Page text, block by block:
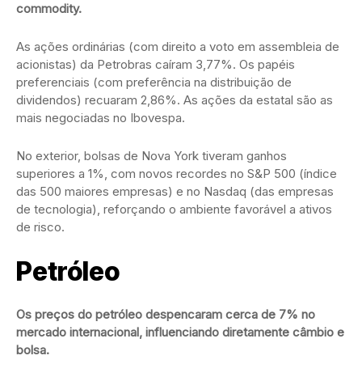
commodity.
As ações ordinárias (com direito a voto em assembleia de
acionistas) da Petrobras caíram 3,77%. Os papéis
preferenciais (com preferência na distribuição de
dividendos) recuaram 2,86%. As ações da estatal são as
mais negociadas no Ibovespa.
No exterior, bolsas de Nova York tiveram ganhos
superiores a 1%, com novos recordes no S&P 500 (índice
das 500 maiores empresas) e no Nasdaq (das empresas
de tecnologia), reforçando o ambiente favorável a ativos
de risco.
Petróleo
Os preços do petróleo despencaram cerca de 7% no
mercado internacional, influenciando diretamente câmbio e
bolsa.